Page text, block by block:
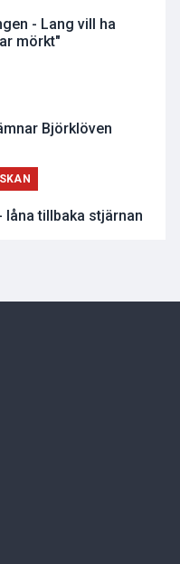
- Lang vill ha
mörkt"
Björklöven
låna tillbaka stjärnan